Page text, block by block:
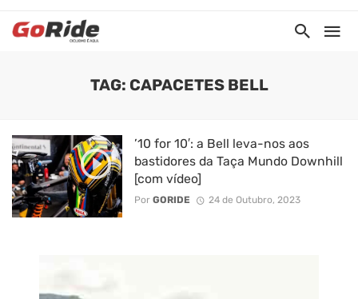
TAG: CAPACETES BELL
’10 for 10′: a Bell leva-nos aos
bastidores da Taça Mundo Downhill
[com vídeo]
Por GORIDE 24 de Outubro, 2023